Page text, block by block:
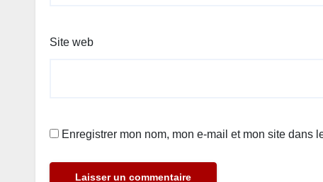
Site web
Enregistrer mon nom, mon e-mail et mon site dans